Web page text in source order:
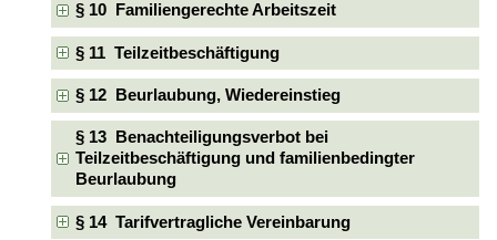
§ 10 Familiengerechte Arbeitszeit
§ 11 Teilzeitbeschäftigung
§ 12 Beurlaubung, Wiedereinstieg
§ 13 Benachteiligungsverbot bei
Teilzeitbeschäftigung und familienbedingter
Beurlaubung
§ 14 Tarifvertragliche Vereinbarung